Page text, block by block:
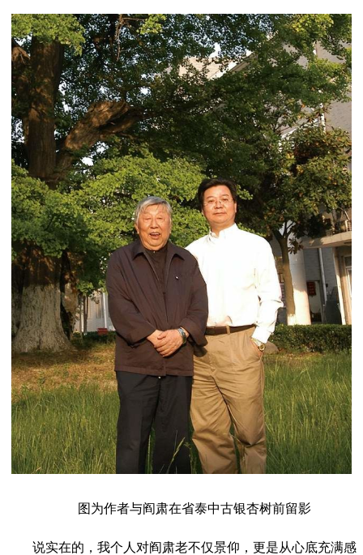
图为作者与阎肃在省泰中古银杏树前留影
说实在的，我个人对阎肃老不仅景仰，更是从心底充满感